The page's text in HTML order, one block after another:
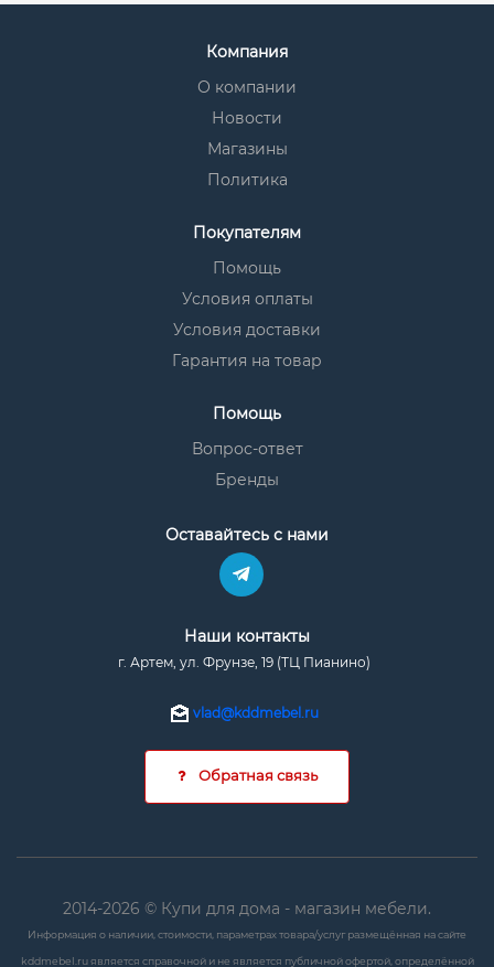
Компания
О компании
Новости
Магазины
Политика
Покупателям
Помощь
Условия оплаты
Условия доставки
Гарантия на товар
Помощь
Вопрос-ответ
Бренды
Оставайтесь с нами
Наши контакты
г. Артем, ул. Фрунзе, 19 (ТЦ Пианино)
vlad@kddmebel.ru
Обратная связь
2014-2026 © Купи для дома - магазин мебели.
Информация о наличии, стоимости, параметрах товара/услуг размещённая на сайте
kddmebel.ru является справочной и не является публичной офертой, определённой